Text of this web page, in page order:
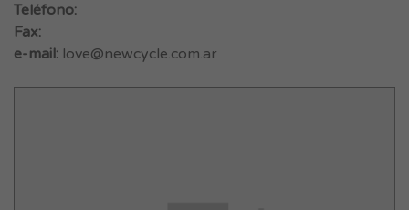
Teléfono:
Fax:
e-mail: love@newcycle.com.ar